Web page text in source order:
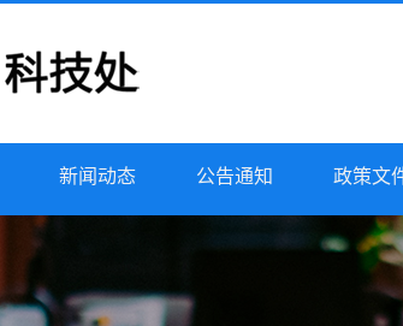
新闻动态 公告通知 政策文